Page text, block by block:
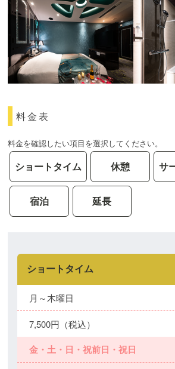
料金表
料金を確認したい項目を選択してください。
ショートタイム 休憩 サ
宿泊 延長
ショートタイム
月～木曜日
7,500円（税込）
金・土・日・祝前日・祝日